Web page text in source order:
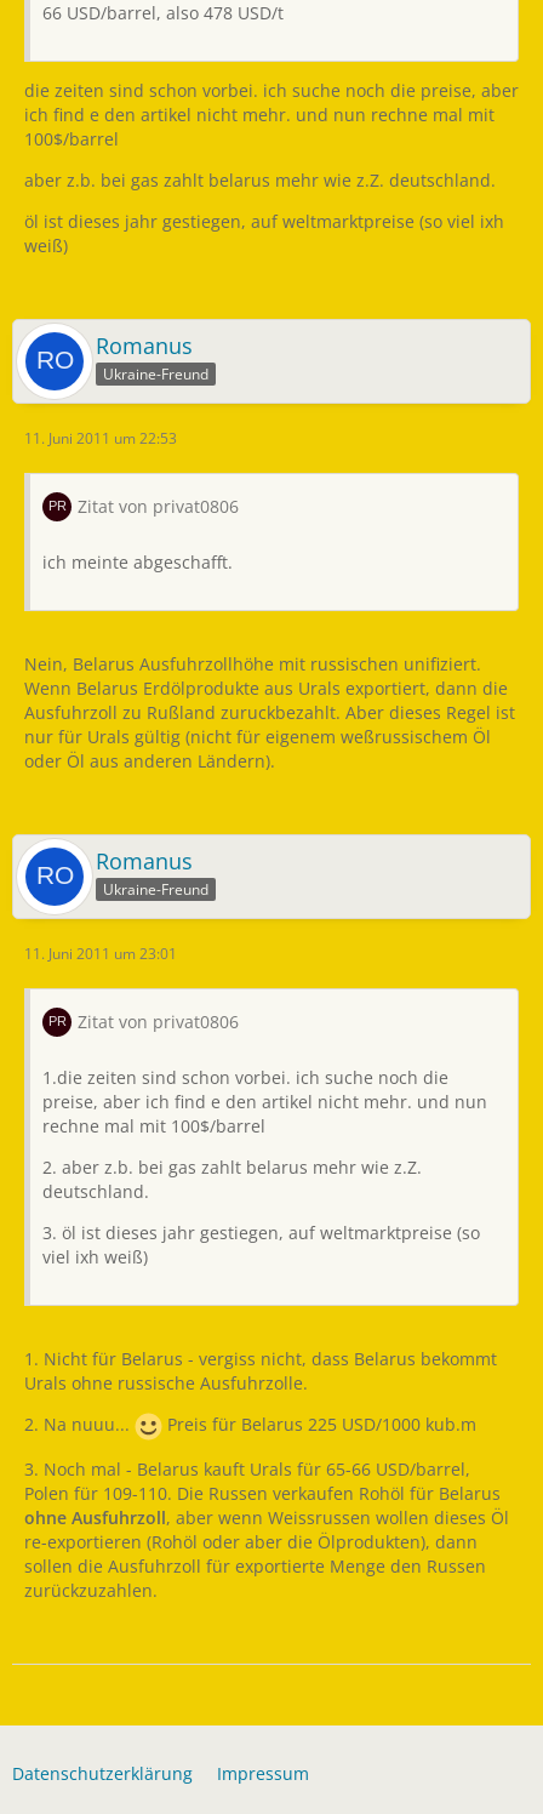
66 USD/barrel, also 478 USD/t
die zeiten sind schon vorbei. ich suche noch die preise, aber
ich find e den artikel nicht mehr. und nun rechne mal mit
100$/barrel
aber z.b. bei gas zahlt belarus mehr wie z.Z. deutschland.
öl ist dieses jahr gestiegen, auf weltmarktpreise (so viel ixh
weiß)
Romanus
Ukraine-Freund
11. Juni 2011 um 22:53
Zitat von privat0806
ich meinte abgeschafft.
Nein, Belarus Ausfuhrzollhöhe mit russischen unifiziert.
Wenn Belarus Erdölprodukte aus Urals exportiert, dann die
Ausfuhrzoll zu Rußland zuruckbezahlt. Aber dieses Regel ist
nur für Urals gültig (nicht für eigenem weßrussischem Öl
oder Öl aus anderen Ländern).
Romanus
Ukraine-Freund
11. Juni 2011 um 23:01
Zitat von privat0806
1.die zeiten sind schon vorbei. ich suche noch die
preise, aber ich find e den artikel nicht mehr. und nun
rechne mal mit 100$/barrel
2. aber z.b. bei gas zahlt belarus mehr wie z.Z.
deutschland.
3. öl ist dieses jahr gestiegen, auf weltmarktpreise (so
viel ixh weiß)
1. Nicht für Belarus - vergiss nicht, dass Belarus bekommt
Urals ohne russische Ausfuhrzolle.
2. Na nuuu...
Preis für Belarus 225 USD/1000 kub.m
3. Noch mal - Belarus kauft Urals für 65-66 USD/barrel,
Polen für 109-110. Die Russen verkaufen Rohöl für Belarus
ohne Ausfuhrzoll, aber wenn Weissrussen wollen dieses Öl
re-exportieren (Rohöl oder aber die Ölprodukten), dann
sollen die Ausfuhrzoll für exportierte Menge den Russen
zurückzuzahlen.
Datenschutzerklärung Impressum